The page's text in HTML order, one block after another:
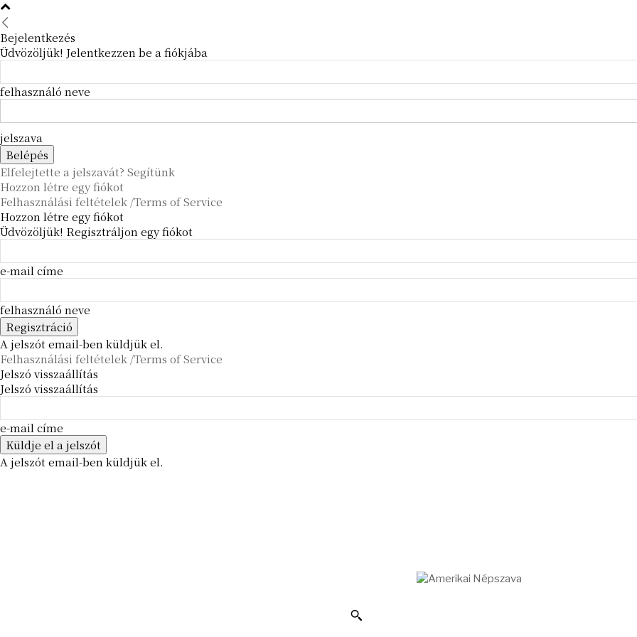
Bejelentkezés
Üdvözöljük! Jelentkezzen be a fiókjába
felhasználó neve
jelszava
Elfelejtette a jelszavát? Segítünk
Hozzon létre egy fiókot
Felhasználási feltételek /Terms of Service
Hozzon létre egy fiókot
Üdvözöljük! Regisztráljon egy fiókot
e-mail címe
felhasználó neve
A jelszót email-ben küldjük el.
Felhasználási feltételek /Terms of Service
Jelszó visszaállítás
Jelszó visszaállítás
e-mail címe
A jelszót email-ben küldjük el.